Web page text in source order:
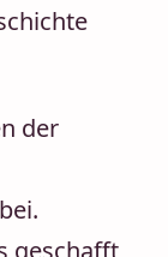
der
geschafft,